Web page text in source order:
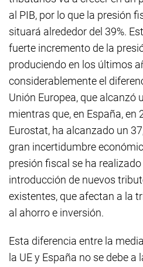
al PIB, por lo que la presión
situará alrededor del 39%.
fuerte incremento de la
produciendo en los últimos
considerablemente el
Unión Europea, que alcanzó
mientras que, en España, en
Eurostat, ha alcanzado un
gran incertidumbre
presión fiscal se ha
introducción de nuevos
existentes, que afectan a la
al ahorro e inversión.
Esta diferencia entre la
la UE y España no se debe